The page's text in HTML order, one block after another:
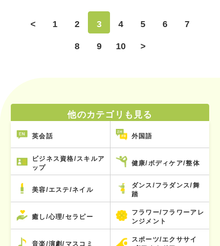
< 1 2 3 4 5 6 7
8 9 10 >
他のカテゴリも見る
英会話 外国語
ビジネス資格/スキルア
ップ
健康/ボディケア/整体
美容/エステ/ネイル
ダンス/フラダンス/舞
踏
癒し/心理/セラピー
フラワー/フラワーアレ
ンジメント
音楽/演劇/マスコミ
スポーツ/エクササイ